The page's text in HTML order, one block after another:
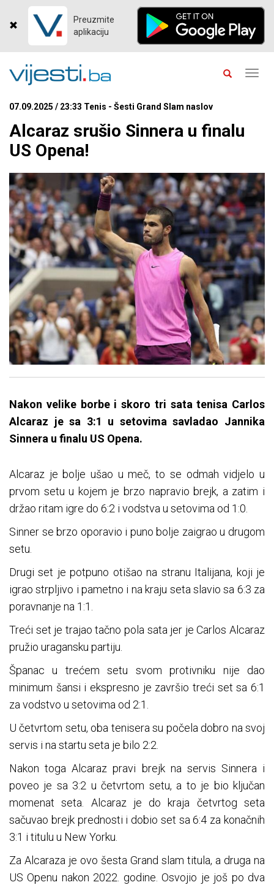
Preuzmite
aplikaciju
07.09.2025 / 23:33 Tenis - Šesti Grand Slam naslov
Alcaraz srušio Sinnera u finalu
US Opena!
Nakon velike borbe i skoro tri sata tenisa Carlos
Alcaraz je sa 3:1 u setovima savladao Jannika
Sinnera u finalu US Opena.
Alcaraz je bolje ušao u meč, to se odmah vidjelo u
prvom setu u kojem je brzo napravio brejk, a zatim i
držao ritam igre do 6:2 i vodstva u setovima od 1:0.
Sinner se brzo oporavio i puno bolje zaigrao u drugom
setu.
Drugi set je potpuno otišao na stranu Italijana, koji je
igrao strpljivo i pametno i na kraju seta slavio sa 6:3 za
poravnanje na 1:1.
Treći set je trajao tačno pola sata jer je Carlos Alcaraz
pružio uragansku partiju.
Španac u trećem setu svom protivniku nije dao
minimum šansi i ekspresno je završio treći set sa 6:1
za vodstvo u setovima od 2:1.
U četvrtom setu, oba tenisera su počela dobro na svoj
servis i na startu seta je bilo 2:2.
Nakon toga Alcaraz pravi brejk na servis Sinnera i
poveo je sa 3:2 u četvrtom setu, a to je bio ključan
momenat seta. Alcaraz je do kraja četvrtog seta
sačuvao brejk prednosti i dobio set sa 6:4 za konačnih
3:1 i titulu u New Yorku.
Za Alcaraza je ovo šesta Grand slam titula, a druga na
US Openu nakon 2022. godine. Osvojio je još po dva